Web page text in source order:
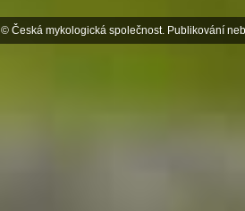
© Česká mykologická společnost. Publikování